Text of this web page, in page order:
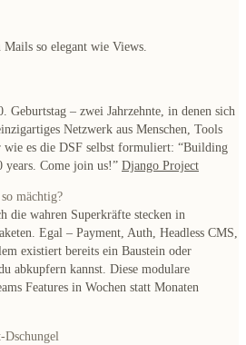
so elegant wie Views.
Geburtstag – zwei Jahrzehnte, in denen sich
Netzwerk aus Menschen, Tools
wie es die DSF selbst formuliert: “Building
Come join us!” Django Project
mächtig?
die wahren Superkräfte stecken in
. Egal – Payment, Auth, Headless CMS,
existiert bereits ein Baustein oder
abkupfern kannst. Diese modulare
Features in Wochen statt Monaten
Dschungel